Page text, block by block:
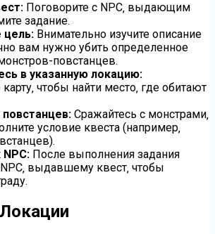
Поговорите с NPC‚ выдающим
задание.
цель: Внимательно изучите описание
вам нужно убить определенное
повстанцев.
в указанную локацию:
чтобы найти место‚ где обитают
Сражайтесь с монстрами‚
условие квеста (например‚
NPC: После выполнения задания
выдавшему квест‚ чтобы